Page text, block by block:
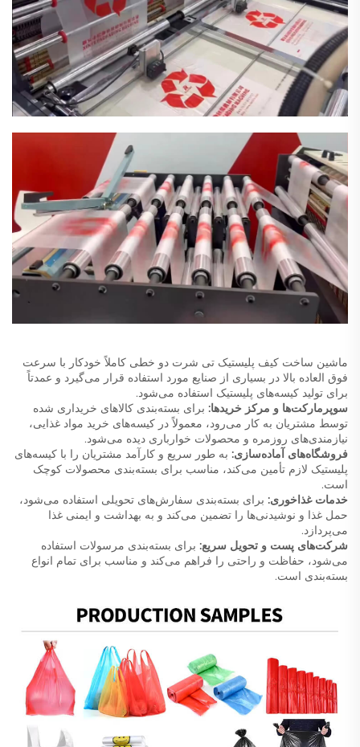
ماشین ساخت کیف پلیستیک تی شرت دو خطی کاملاً خودکار با سرعت
فوق العاده بالا در بسیاری از صنایع مورد استفاده قرار می‌گیرد و عمدتاً
برای تولید کیسه‌های پلیستیک استفاده می‌شود.
سوپرمارکت‌ها و مرکز خریدها: برای بسته‌بندی کالاهای خریداری شده
توسط مشتریان به کار می‌رود، معمولاً در کیسه‌های خرید مواد غذایی،
نیازمندی‌های روزمره و محصولات خوارباری دیده می‌شود.
فروشگاه‌های آماده‌سازی: به طور سریع و کارآمد مشتریان را با کیسه‌های
پلیستیک لازم تأمین می‌کند، مناسب برای بسته‌بندی محصولات کوچک
است.
خدمات غذاخوری: برای بسته‌بندی سفارش‌های تحویلی استفاده می‌شود،
حمل غذا و نوشیدنی‌ها را تضمین می‌کند و به بهداشت و ایمنی غذا
می‌پردازد.
شرکت‌های پست و تحویل سریع: برای بسته‌بندی مرسولات استفاده
می‌شود، حفاظت و راحتی را فراهم می‌کند و مناسب برای تمام انواع
بسته‌بندی است.